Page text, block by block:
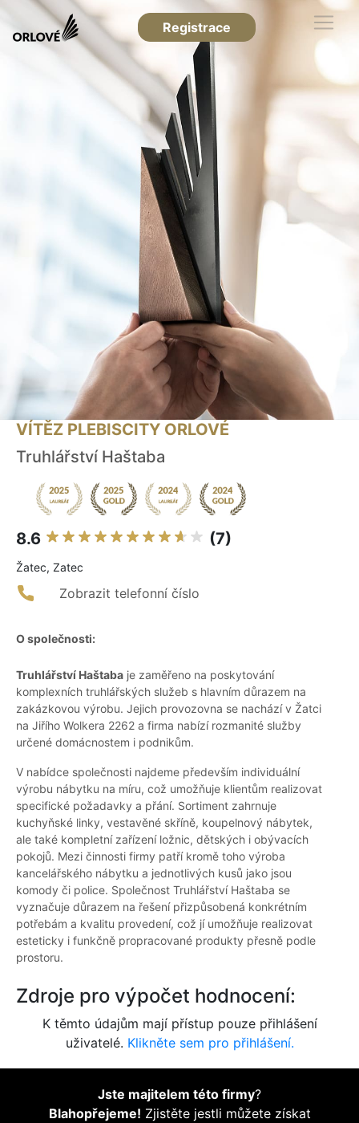
Registrace
VÍTĚZ PLEBISCITY ORLOVÉ
Truhlářství Haštaba
8.6 (7)
Žatec, Zatec
Zobrazit telefonní číslo
O společnosti:
Truhlářství Haštaba je zaměřeno na poskytování
komplexních truhlářských služeb s hlavním důrazem na
zakázkovou výrobu. Jejich provozovna se nachází v Žatci
na Jiřího Wolkera 2262 a firma nabízí rozmanité služby
určené domácnostem i podnikům.
V nabídce společnosti najdeme především individuální
výrobu nábytku na míru, což umožňuje klientům realizovat
specifické požadavky a přání. Sortiment zahrnuje
kuchyňské linky, vestavěné skříně, koupelnový nábytek,
ale také kompletní zařízení ložnic, dětských i obývacích
pokojů. Mezi činnosti firmy patří kromě toho výroba
kancelářského nábytku a jednotlivých kusů jako jsou
komody či police. Společnost Truhlářství Haštaba se
vyznačuje důrazem na řešení přizpůsobená konkrétním
potřebám a kvalitu provedení, což jí umožňuje realizovat
esteticky i funkčně propracované produkty přesně podle
prostoru.
Zdroje pro výpočet hodnocení:
K těmto údajům mají přístup pouze přihlášení
uživatelé. Klikněte sem pro přihlášení.
Jste majitelem této firmy?
Blahopřejeme! Zjistěte jestli můžete získat